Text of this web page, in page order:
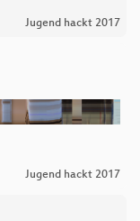
Jugend hackt 2017
Jugend hackt 2017